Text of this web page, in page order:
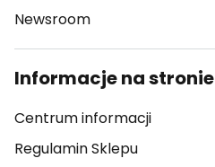
Newsroom
Informacje na stronie
Centrum informacji
Regulamin Sklepu